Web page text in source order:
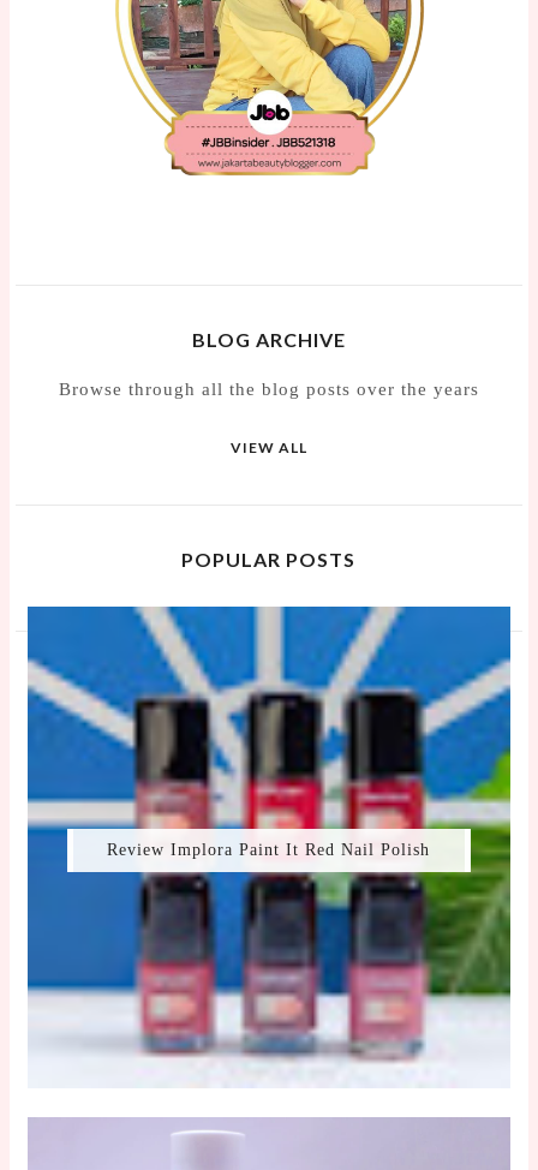
BLOG ARCHIVE
Browse through all the blog posts over the years
VIEW ALL
POPULAR POSTS
Review Implora Paint It Red Nail Polish